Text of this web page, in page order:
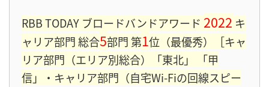
RBB TODAY ブロードバンドアワード 2022 キ
ャリア部門 総合5部門 第1位（最優秀）［キャ
リア部門（エリア別総合）「東北」 「甲
信」・キャリア部門（自宅Wi-Fiの回線スピー